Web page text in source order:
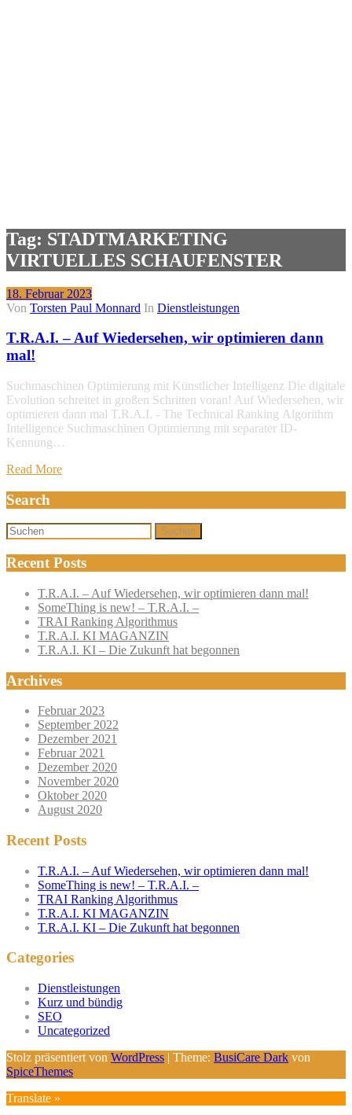
Tag: STADTMARKETING
VIRTUELLES SCHAUFENSTER
18. Februar 2023
Von Torsten Paul Monnard In Dienstleistungen
T.R.A.I. – Auf Wiedersehen, wir optimieren dann
mal!
Suchmaschinen Optimierung mit Künstlicher Intelligenz Die digitale
Evolution schreitet in großen Schritten voran! Auf Wiedersehen, wir
optimieren dann mal T.R.A.I. - The Technical Ranking Algorithm
Intelligence Suchmaschinen Optimierung mit separater ID-
Kennung…
Read More
Search
Suchen
Recent Posts
T.R.A.I. – Auf Wiedersehen, wir optimieren dann mal!
SomeThing is new! – T.R.A.I. –
TRAI Ranking Algorithmus
T.R.A.I. KI MAGANZIN
T.R.A.I. KI – Die Zukunft hat begonnen
Archives
Februar 2023
September 2022
Dezember 2021
Februar 2021
Dezember 2020
November 2020
Oktober 2020
August 2020
Recent Posts
T.R.A.I. – Auf Wiedersehen, wir optimieren dann mal!
SomeThing is new! – T.R.A.I. –
TRAI Ranking Algorithmus
T.R.A.I. KI MAGANZIN
T.R.A.I. KI – Die Zukunft hat begonnen
Categories
Dienstleistungen
Kurz und bündig
SEO
Uncategorized
Stolz präsentiert von WordPress | Theme: BusiCare Dark von
SpiceThemes
Translate »